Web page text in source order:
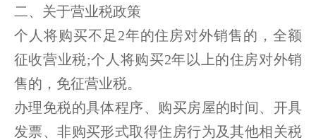
二、关于营业税政策
个人将购买不足2年的住房对外销售的，全额
征收营业税;个人将购买2年以上的住房对外销
售的，免征营业税。
办理免税的具体程序、购买房屋的时间、开具
发票、非购买形式取得住房行为及其他相关税